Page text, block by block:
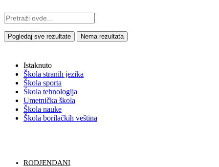
Pogledaj sve rezultate Nema rezultata
Istaknuto
Škola stranih jezika
Škola sporta
Škola tehnologija
Umetnička škola
Škola nauke
Škola borilačkih veština
RODJENDANI